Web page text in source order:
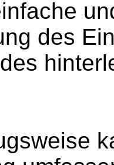
des